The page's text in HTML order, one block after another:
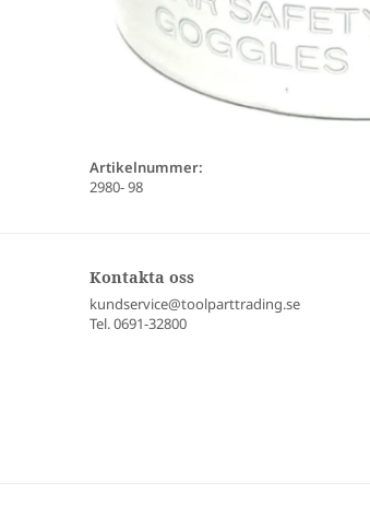
Artikelnummer:
2980- 98
Kontakta oss
kundservice@toolparttrading.se
Tel. 0691-32800